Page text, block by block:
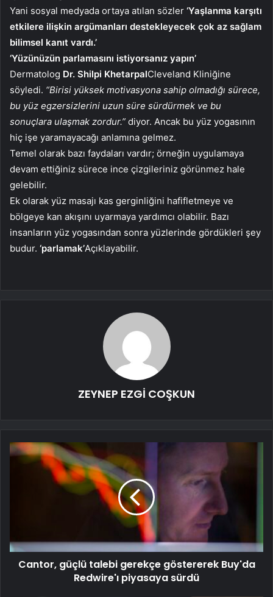
Yani sosyal medyada ortaya atılan sözler ‘Yaşlanma karşıtı
etkilere ilişkin argümanları destekleyecek çok az sağlam
bilimsel kanıt vardı.’
‘Yüzünüzün parlamasını istiyorsanız yapın’
Dermatolog Dr. Shilpi KhetarpalCleveland Kliniğine
söyledi. “Birisi yüksek motivasyona sahip olmadığı sürece,
bu yüz egzersizlerini uzun süre sürdürmek ve bu
sonuçlara ulaşmak zordur.” diyor. Ancak bu yüz yogasının
hiç işe yaramayacağı anlamına gelmez.
Temel olarak bazı faydaları vardır; örneğin uygulamaya
devam ettiğiniz sürece ince çizgileriniz görünmez hale
gelebilir.
Ek olarak yüz masajı kas gerginliğini hafifletmeye ve
bölgeye kan akışını uyarmaya yardımcı olabilir. Bazı
insanların yüz yogasından sonra yüzlerinde gördükleri şey
budur. ‘parlamak’Açıklayabilir.
ZEYNEP EZGİ COŞKUN
Cantor, güçlü talebi gerekçe göstererek Buy'da
Redwire'ı piyasaya sürdü